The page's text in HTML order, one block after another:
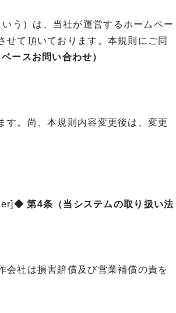
う）は、当社が運営するホームペー
て頂いております。本規則にご同
ースお問い合わせ）
す。尚、本規則内容変更後は、変更
◆ 第4条（当システムの取り扱い法
会社は損害賠償及び営業補償の責を